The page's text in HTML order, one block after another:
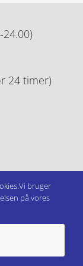
24 timer)
bruger
på vores